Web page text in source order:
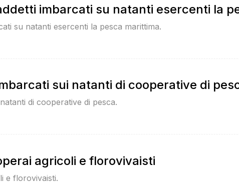
imbarcati su natanti esercenti la
su natanti esercenti la pesca marittima.
sui natanti di cooperative di
di cooperative di pesca.
agricoli e florovivaisti
e florovivaisti.